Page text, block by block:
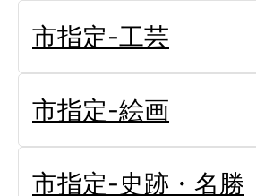
市指定-工芸
市指定-絵画
市指定-史跡・名勝